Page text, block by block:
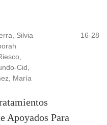
Silvia
Cid,
María
16-28
Apoyados Para